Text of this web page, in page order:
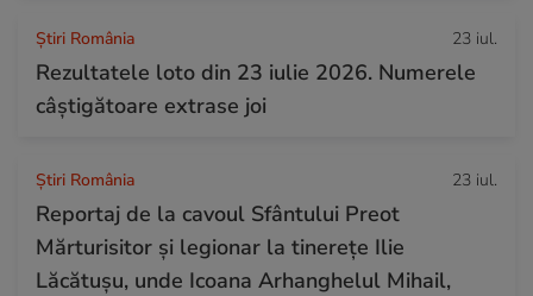
Știri România 23 iul.
Rezultatele loto din 23 iulie 2026. Numerele
câștigătoare extrase joi
Știri România 23 iul.
Reportaj de la cavoul Sfântului Preot
Mărturisitor și legionar la tinerețe Ilie
Lăcătușu, unde Icoana Arhanghelul Mihail,